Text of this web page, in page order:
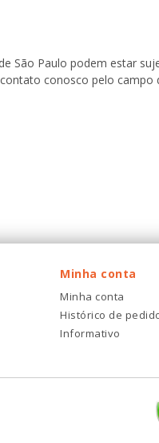
São Paulo podem estar
conosco pelo campo
Minha conta
Minha conta
Histórico de
Informativo